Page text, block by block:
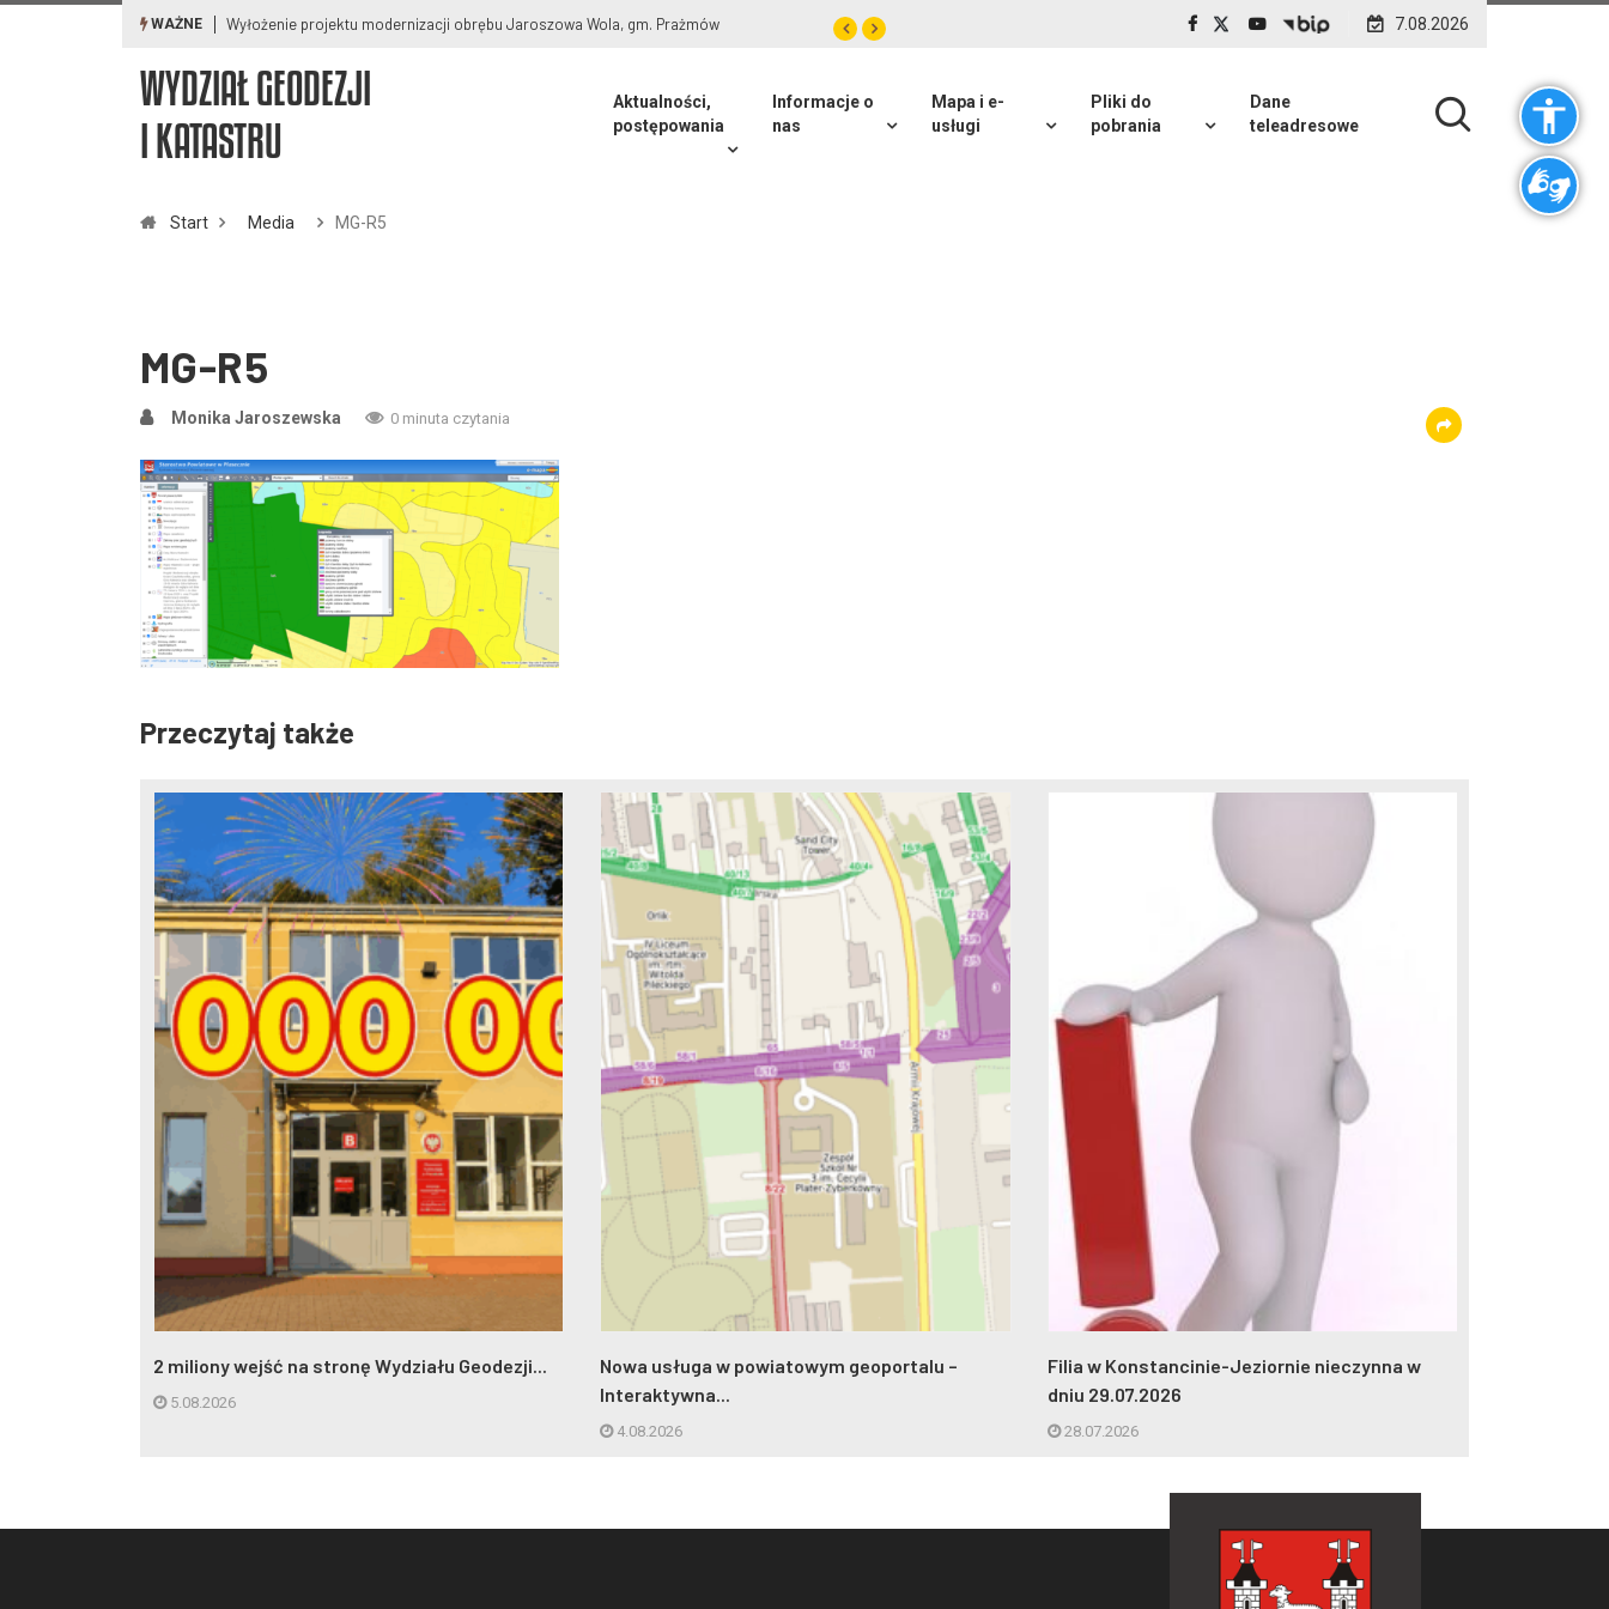
WAŻNE Wyłożenie projektu modernizacji obrębu Jaroszowa Wola, gm. Prażmów 7.08.2026
WYDZIAŁ GEODEZJI
I KATASTRU
Aktualności,
postępowania
Informacje o
nas
Mapa i e-
usługi
Pliki do
pobrania
Dane
teleadresowe
Start Media MG-R5
MG-R5
Monika Jaroszewska 0 minuta czytania
Przeczytaj także
2 miliony wejść na stronę Wydziału Geodezji...
5.08.2026
Nowa usługa w powiatowym geoportalu –
Interaktywna...
4.08.2026
Filia w Konstancinie-Jeziornie nieczynna w
dniu 29.07.2026
28.07.2026